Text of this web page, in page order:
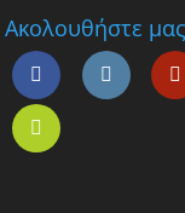
Ακολουθήστε μας